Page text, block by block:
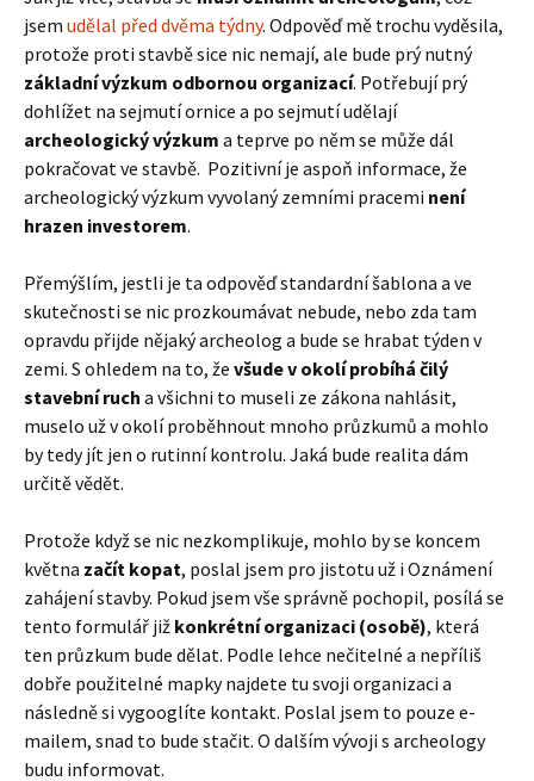
jsem udělal před dvěma týdny. Odpověď mě trochu vyděsila,
protože proti stavbě sice nic nemají, ale bude prý nutný
základní výzkum odbornou organizací. Potřebují prý
dohlížet na sejmutí ornice a po sejmutí udělají
archeologický výzkum a teprve po něm se může dál
pokračovat ve stavbě. Pozitivní je aspoň informace, že
archeologický výzkum vyvolaný zemními pracemi není
hrazen investorem.
Přemýšlím, jestli je ta odpověď standardní šablona a ve
skutečnosti se nic prozkoumávat nebude, nebo zda tam
opravdu přijde nějaký archeolog a bude se hrabat týden v
zemi. S ohledem na to, že všude v okolí probíhá čilý
stavební ruch a všichni to museli ze zákona nahlásit,
muselo už v okolí proběhnout mnoho průzkumů a mohlo
by tedy jít jen o rutinní kontrolu. Jaká bude realita dám
určitě vědět.
Protože když se nic nezkomplikuje, mohlo by se koncem
května začít kopat, poslal jsem pro jistotu už i Oznámení
zahájení stavby. Pokud jsem vše správně pochopil, posílá se
tento formulář již konkrétní organizaci (osobě), která
ten průzkum bude dělat. Podle lehce nečitelné a nepříliš
dobře použitelné mapky najdete tu svoji organizaci a
následně si vygooglíte kontakt. Poslal jsem to pouze e-
mailem, snad to bude stačit. O dalším vývoji s archeology
budu informovat.